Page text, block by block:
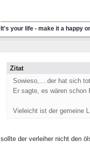
It's your life - make it a happy
Zitat
Sowieso,....der hat sich
Er sagte, es wären schon
Vieleicht ist der gemeine
sollte der verleiher nicht den